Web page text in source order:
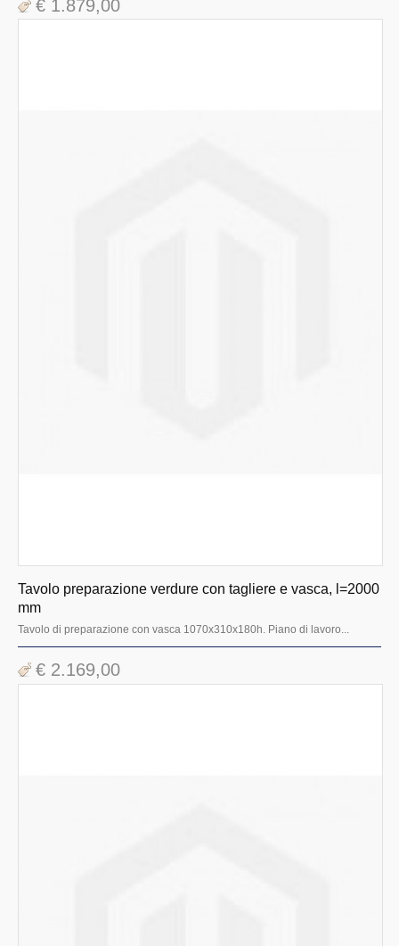
€ 1.879,00
Tavolo preparazione verdure con tagliere e vasca, l=2000
mm
Tavolo di preparazione con vasca 1070x310x180h. Piano di lavoro...
€ 2.169,00